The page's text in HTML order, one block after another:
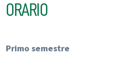
ORARIO
Primo semestre